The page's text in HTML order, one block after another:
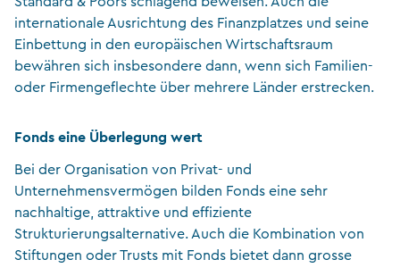
internationale Ausrichtung des Finanzplatzes und seine
Einbettung in den europäischen Wirtschaftsraum
bewähren sich insbesondere dann, wenn sich Familien-
oder Firmengeflechte über mehrere Länder erstrecken.
Fonds eine Überlegung wert
Bei der Organisation von Privat- und
Unternehmensvermögen bilden Fonds eine sehr
nachhaltige, attraktive und effiziente
Strukturierungsalternative. Auch die Kombination von
Stiftungen oder Trusts mit Fonds bietet dann grosse